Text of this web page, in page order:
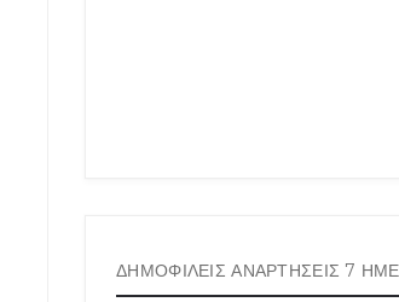
ΔΗΜΟΦΙΛΕΙΣ ΑΝΑΡΤΗΣΕΙΣ 7